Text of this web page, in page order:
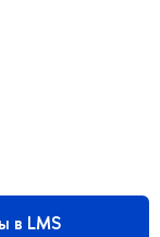
в LMS